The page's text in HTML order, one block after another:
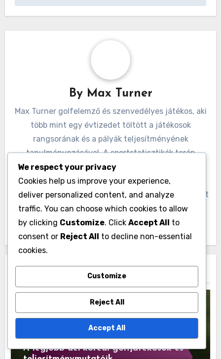
By Max Turner
Max Turner golfelemző és szenvedélyes játékos, aki
több mint egy évtizedet töltött a játékosok
rangsorának és a pályák teljesítményének
tanulmányozásával. A sportstatisztikák terén
szerzett tapasztalatával az adatokra alapozott
meglátásokat ötvözi a játék iránti szeretetével,
segítve ezzel a rajongókat és a játékosokat egyaránt
abban, hogy megértsék a golf teljesítményének
finomságait.
Dél-Korea Golf Ranglisták és Elemzések
A legjobb dél-koreai golfjátékosok és
We respect your privacy
Cookies help us improve your experience,
deliver personalized content, and analyze
traffic. You can choose which cookies to allow
by clicking Customize. Click Accept All to
consent or Reject All to decline non-essential
cookies.
Customize
Reject All
Accept All